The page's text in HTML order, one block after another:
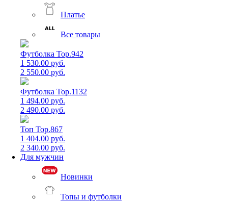
Платье
Все товары
Футболка Top.942
1 530.00 руб.
2 550.00 руб.
Футболка Top.1132
1 494.00 руб.
2 490.00 руб.
Топ Top.867
1 404.00 руб.
2 340.00 руб.
Для мужчин
Новинки
Топы и футболки